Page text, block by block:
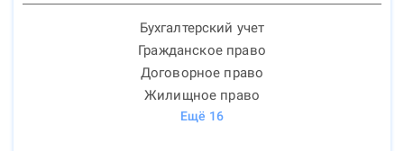
Бухгалтерский учет
Гражданское право
Договорное право
Жилищное право
Ещё 16